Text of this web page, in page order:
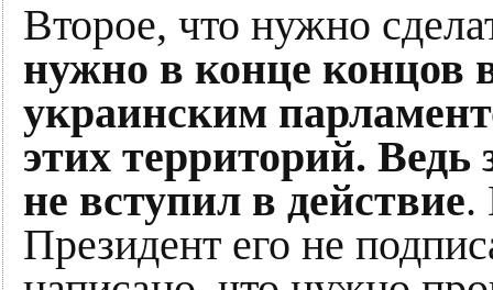
Второе, что нужно
нужно в конце концов
украинским
этих территорий. Ведь
не вступил в действие.
Президент его не